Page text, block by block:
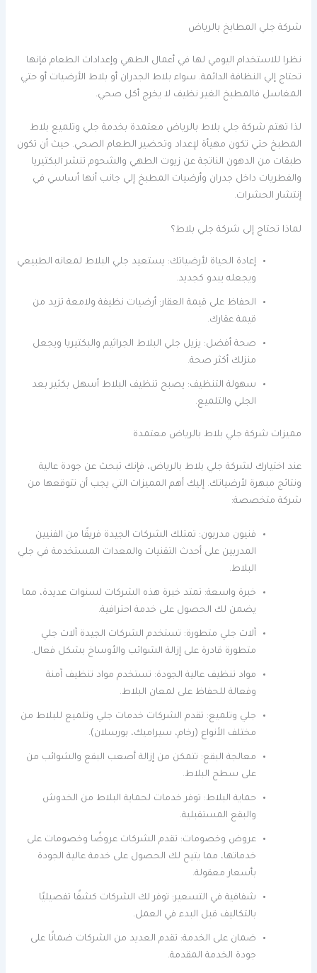
شركة جلي المطابخ بالرياض
نظرا للاستخدام اليومي لها في أعمال الطهي وإعدادات الطعام فإنها
تحتاج إلي النظافة الدائمة. سواء بلاط الجدران أو بلاط الأرضيات أو حتي
المغاسل فالمطبخ الغير نظيف لا يخرج أكل صحي.
لذا تهتم شركة جلي بلاط بالرياض معتمدة بخدمة جلي وتلميع بلاط
المطبخ حتي تكون مهيأة لإعداد وتحضير الطعام الصحي. حيث أن تكون
طبقات من الدهون الناتجة عن زيوت الطهي والشحوم تنشر البكتيريا
والفطريات داخل جدران وأرضيات المطبخ إلي جانب أنها أساسي في
إنتشار الحشرات.
لماذا تحتاج إلى شركة جلي بلاط؟
إعادة الحياة لأرضياتك: يستعيد جلي البلاط لمعانه الطبيعي
ويجعله يبدو كجديد.
الحفاظ على قيمة العقار: أرضيات نظيفة ولامعة تزيد من
قيمة عقارك.
صحة أفضل: يزيل جلي البلاط الجراثيم والبكتيريا ويجعل
منزلك أكثر صحة.
سهولة التنظيف: يصبح تنظيف البلاط أسهل بكثير بعد
الجلي والتلميع.
مميزات شركة جلي بلاط بالرياض معتمدة
عند اختيارك لشركة جلي بلاط بالرياض، فإنك تبحث عن جودة عالية
ونتائج مبهرة لأرضياتك. إليك أهم المميزات التي يجب أن تتوقعها من
شركة متخصصة:
فنيون مدربون: تمتلك الشركات الجيدة فريقًا من الفنيين
المدربين على أحدث التقنيات والمعدات المستخدمة في جلي
البلاط.
خبرة واسعة: تمتد خبرة هذه الشركات لسنوات عديدة، مما
يضمن لك الحصول على خدمة احترافية.
آلات جلي متطورة: تستخدم الشركات الجيدة آلات جلي
متطورة قادرة على إزالة الشوائب والأوساخ بشكل فعال.
مواد تنظيف عالية الجودة: تستخدم مواد تنظيف آمنة
وفعالة للحفاظ على لمعان البلاط.
جلي وتلميع: تقدم الشركات خدمات جلي وتلميع للبلاط من
مختلف الأنواع (رخام، سيراميك، بورسلان).
معالجة البقع: تتمكن من إزالة أصعب البقع والشوائب من
على سطح البلاط.
حماية البلاط: توفر خدمات لحماية البلاط من الخدوش
والبقع المستقبلية.
عروض وخصومات: تقدم الشركات عروضًا وخصومات على
خدماتها، مما يتيح لك الحصول على خدمة عالية الجودة
بأسعار معقولة.
شفافية في التسعير: توفر لك الشركات كشفًا تفصيليًا
بالتكاليف قبل البدء في العمل.
ضمان على الخدمة: تقدم العديد من الشركات ضمانًا على
جودة الخدمة المقدمة.